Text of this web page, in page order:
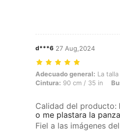
d***6 27 Aug,2024
Adecuado general: La talla
Adecuado general: La
Cintura: 90 cm / 35 in
Calidad del producto:
o me plastara la panza
Fiel a las imágenes